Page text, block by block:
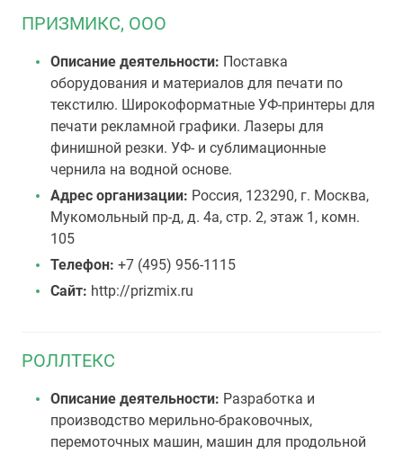
ПРИЗМИКС, ООО
Описание деятельности: Поставка
оборудования и материалов для печати по
текстилю. Широкоформатные УФ-принтеры для
печати рекламной графики. Лазеры для
финишной резки. УФ- и сублимационные
чернила на водной основе.
Адрес организации: Россия, 123290, г. Москва,
Мукомольный пр-д, д. 4а, стр. 2, этаж 1, комн.
105
Телефон: +7 (495) 956-1115
Сайт: http://prizmix.ru
РОЛЛТЕКС
Описание деятельности: Разработка и
производство мерильно-браковочных,
перемоточных машин, машин для продольной